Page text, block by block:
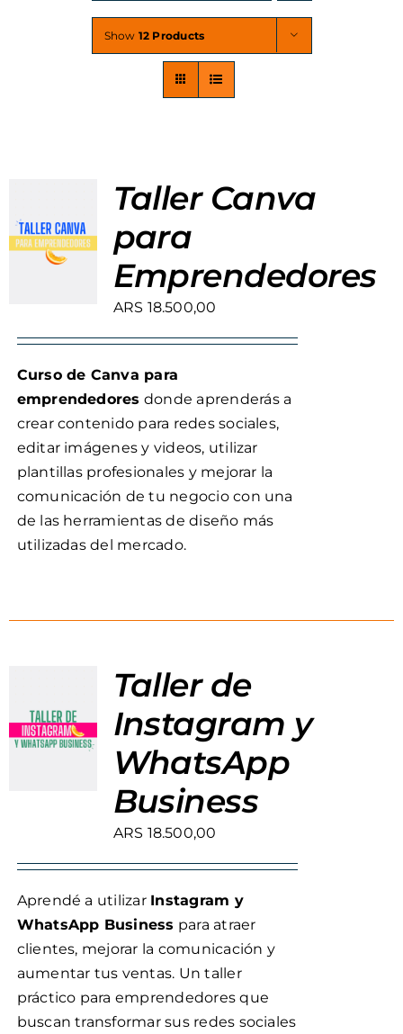
Show 12 Products
Taller Canva
para
Emprendedores
ARS 18.500,00
Curso de Canva para
emprendedores donde aprenderás a
crear contenido para redes sociales,
editar imágenes y videos, utilizar
plantillas profesionales y mejorar la
comunicación de tu negocio con una
de las herramientas de diseño más
utilizadas del mercado.
Taller de
Instagram y
WhatsApp
Business
ARS 18.500,00
Aprendé a utilizar Instagram y
WhatsApp Business para atraer
clientes, mejorar la comunicación y
aumentar tus ventas. Un taller
práctico para emprendedores que
buscan transformar sus redes sociales